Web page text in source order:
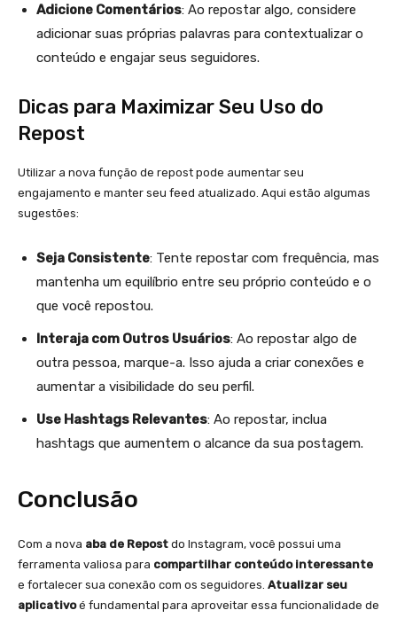
Adicione Comentários: Ao repostar algo, considere
adicionar suas próprias palavras para contextualizar o
conteúdo e engajar seus seguidores.
Dicas para Maximizar Seu Uso do
Repost
Utilizar a nova função de repost pode aumentar seu
engajamento e manter seu feed atualizado. Aqui estão algumas
sugestões:
Seja Consistente: Tente repostar com frequência, mas
mantenha um equilíbrio entre seu próprio conteúdo e o
que você repostou.
Interaja com Outros Usuários: Ao repostar algo de
outra pessoa, marque-a. Isso ajuda a criar conexões e
aumentar a visibilidade do seu perfil.
Use Hashtags Relevantes: Ao repostar, inclua
hashtags que aumentem o alcance da sua postagem.
Conclusão
Com a nova aba de Repost do Instagram, você possui uma
ferramenta valiosa para compartilhar conteúdo interessante
e fortalecer sua conexão com os seguidores. Atualizar seu
aplicativoé fundamental para aproveitar essa funcionalidade de